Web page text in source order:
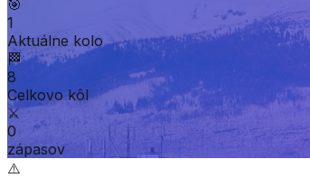
🎯
1
Aktuálne kolo
🏁
8
Celkovo kôl
⚔️
0
zápasov
⚠️